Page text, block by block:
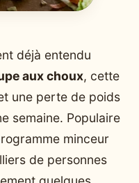
déjà entendu
aux choux, cette
une perte de poids
semaine. Populaire
minceur
de personnes